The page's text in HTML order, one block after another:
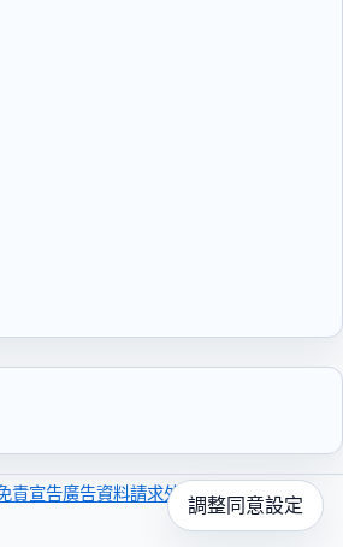
責宣告廣告資料請求外部連結
調整同意設定